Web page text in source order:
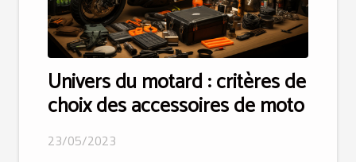
Univers du motard : critères de
choix des accessoires de moto
23/05/2023